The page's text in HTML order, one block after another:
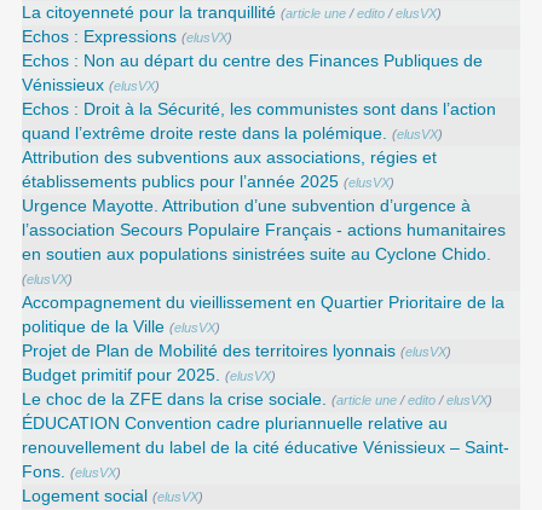
La citoyenneté pour la tranquillité (article une /edito /elusVX)
Echos : Expressions (elusVX)
Echos : Non au départ du centre des Finances Publiques de
Vénissieux (elusVX)
Echos : Droit à la Sécurité, les communistes sont dans l’action
quand l’extrême droite reste dans la polémique. (elusVX)
Attribution des subventions aux associations, régies et
établissements publics pour l’année 2025 (elusVX)
Urgence Mayotte. Attribution d’une subvention d’urgence à
l’association Secours Populaire Français - actions humanitaires
en soutien aux populations sinistrées suite au Cyclone Chido.
(elusVX)
Accompagnement du vieillissement en Quartier Prioritaire de la
politique de la Ville (elusVX)
Projet de Plan de Mobilité des territoires lyonnais (elusVX)
Budget primitif pour 2025. (elusVX)
Le choc de la ZFE dans la crise sociale. (article une /edito /elusVX)
ÉDUCATION Convention cadre pluriannuelle relative au
renouvellement du label de la cité éducative Vénissieux – Saint-
Fons. (elusVX)
Logement social (elusVX)